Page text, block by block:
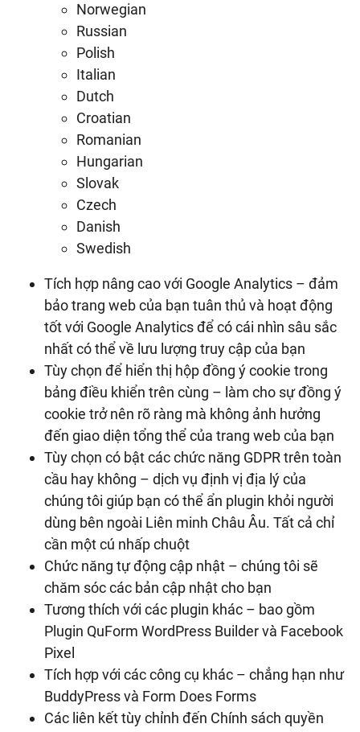
Norwegian
Russian
Polish
Italian
Dutch
Croatian
Romanian
Hungarian
Slovak
Czech
Danish
Swedish
Tích hợp nâng cao với Google Analytics – đảm
bảo trang web của bạn tuân thủ và hoạt động
tốt với Google Analytics để có cái nhìn sâu sắc
nhất có thể về lưu lượng truy cập của bạn
Tùy chọn để hiển thị hộp đồng ý cookie trong
bảng điều khiển trên cùng – làm cho sự đồng ý
cookie trở nên rõ ràng mà không ảnh hưởng
đến giao diện tổng thể của trang web của bạn
Tùy chọn có bật các chức năng GDPR trên toàn
cầu hay không – dịch vụ định vị địa lý của
chúng tôi giúp bạn có thể ẩn plugin khỏi người
dùng bên ngoài Liên minh Châu Âu. Tất cả chỉ
cần một cú nhấp chuột
Chức năng tự động cập nhật – chúng tôi sẽ
chăm sóc các bản cập nhật cho bạn
Tương thích với các plugin khác – bao gồm
Plugin QuForm WordPress Builder và Facebook
Pixel
Tích hợp với các công cụ khác – chẳng hạn như
BuddyPress và Form Does Forms
Các liên kết tùy chỉnh đến Chính sách quyền